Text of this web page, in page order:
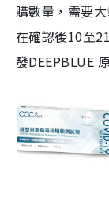
購數量，需要
在確認後10至
發DEEPBLUE